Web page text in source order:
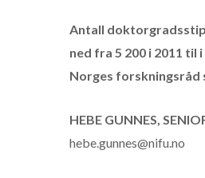
Antall
ned fra 5 200 i 2011
Norges forskningsråd
HEBE GUNNES,
hebe.gunnes@nifu.no